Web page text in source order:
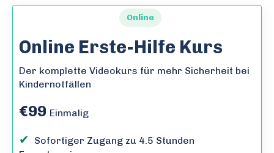
Online
Online Erste-Hilfe Kurs
Der komplette Videokurs für mehr Sicherheit bei
Kindernotfällen
€99 Einmalig
✔ Sofortiger Zugang zu 4.5 Stunden